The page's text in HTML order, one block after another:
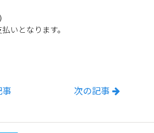
いとなります。
事 次の記事